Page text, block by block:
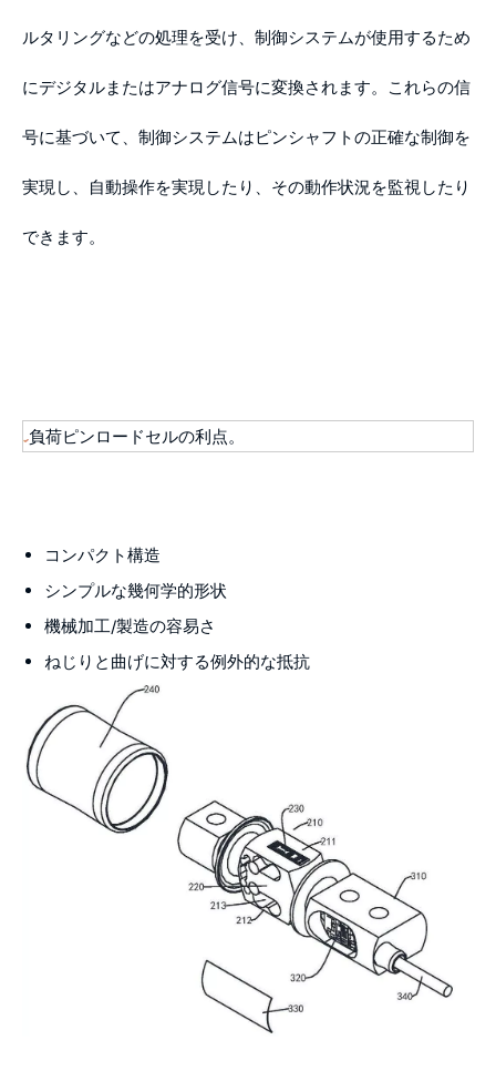
ルタリングなどの処理を受け、制御システムが使用するため
にデジタルまたはアナログ信号に変換されます。これらの信
号に基づいて、制御システムはピンシャフトの正確な制御を
実現し、自動操作を実現したり、その動作状況を監視したり
できます。
負荷ピンロードセルの利点。
コンパクト構造
シンプルな幾何学的形状
機械加工/製造の容易さ
ねじりと曲げに対する例外的な抵抗